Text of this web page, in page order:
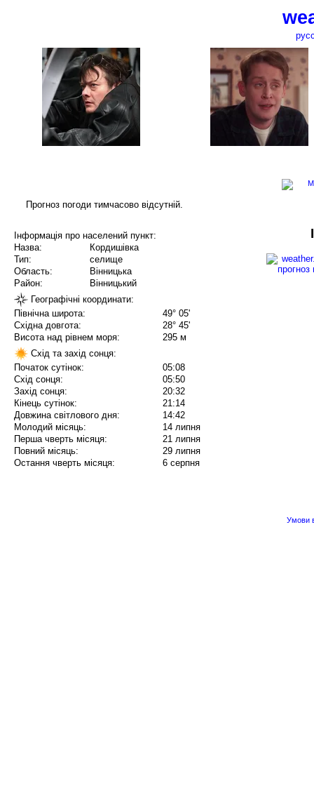
Прогноз погоди тимчасово відсутній.
Інформація про населений пункт:
Назва:
Кордишівка
Тип:
селище
Область:
Вінницька
Район:
Вінницький
Географічні координати:
Північна широта:
49° 05'
Східна довгота:
28° 45'
Висота над рівнем моря:
295 м
Схід та захід сонця:
Початок сутінок:
05:08
Схід сонця:
05:50
Захід сонця:
20:32
Кінець сутінок:
21:14
Довжина світлового дня:
14:42
Молодий місяць:
14 липня
Перша чверть місяця:
21 липня
Повний місяць:
29 липня
Остання чверть місяця:
6 серпня
Умови